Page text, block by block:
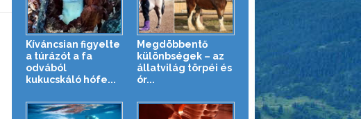
Kíváncsian figyelte
a túrázót a fa
odvából
kukucskáló hófe...
Megdöbbentő
különbségek – az
állatvilág törpéi és
ór...